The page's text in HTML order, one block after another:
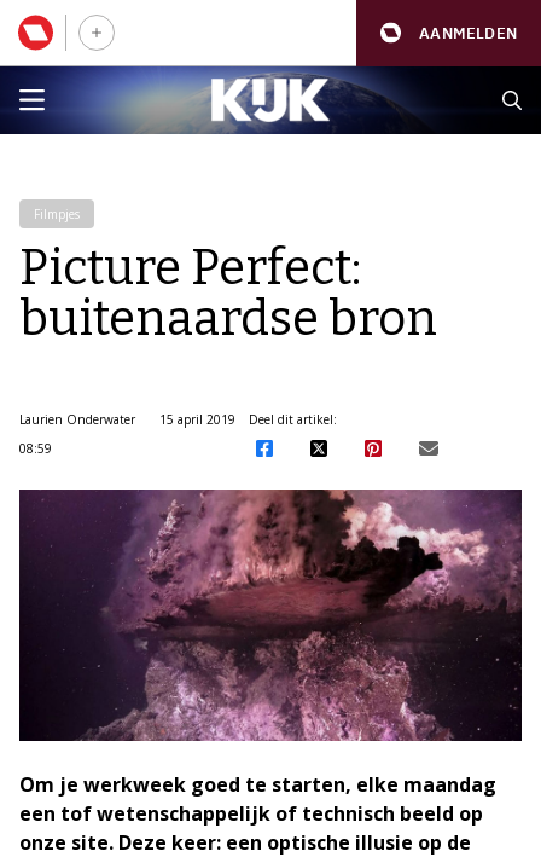
AANMELDEN
Filmpjes
Picture Perfect:
buitenaardse bron
Laurien Onderwater
15 april 2019
08:59
Deel dit artikel:
Om je werkweek goed te starten, elke maandag
een tof wetenschappelijk of technisch beeld op
onze site. Deze keer: een optische illusie op de